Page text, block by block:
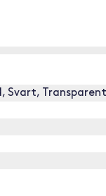
Svart, Transparent